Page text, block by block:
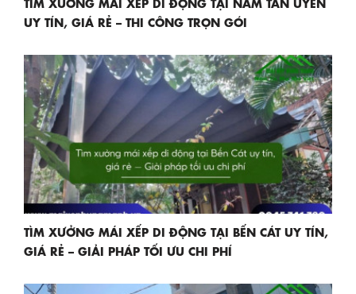
UY TÍN, GIÁ RẺ – THI CÔNG TRỌN GÓI
TÌM XƯỞNG MÁI XẾP DI ĐỘNG TẠI BẾN CÁT UY TÍN,
GIÁ RẺ – GIẢI PHÁP TỐI ƯU CHI PHÍ